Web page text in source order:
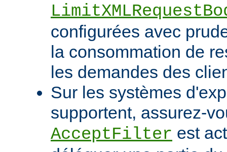
configurées avec
la consommation de
les demandes des
Sur les systèmes
supportent, assurez-
AcceptFilter est